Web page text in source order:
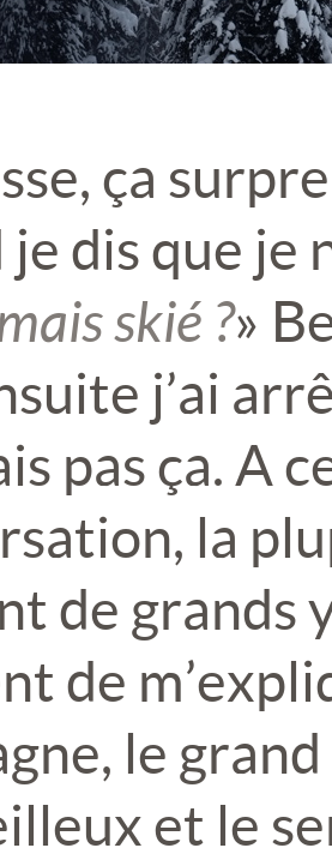
ça
dis que je
skié ?»
j’ai
pas ça. A
la
de grands
de
le
et le